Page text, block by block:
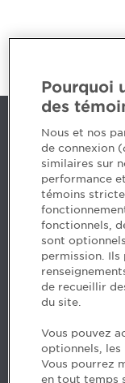
Nous joindre
5, Place Ville
H3B 2G2
Des questions?
Envie de
les postes
Facebook -
Instagram
LinkedIn - CPA
Pourquoi
des
Nous et nos
de connexion (
similaires sur
performance
témoins
fonctionnels,
sont
permission.
de recueillir
du site.
Vous pouvez
optionnels, les
Vous pourrez
en tout temps